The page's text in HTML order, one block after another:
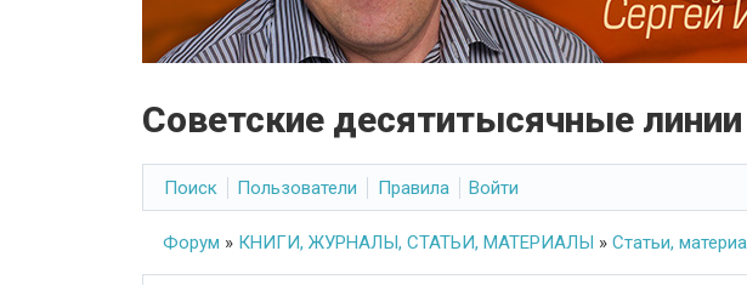
Советские десятитысячные
Поиск Пользователи Правила Войти
Форум » КНИГИ, ЖУРНАЛЫ, СТАТЬИ, МАТЕРИАЛЫ » Статьи,